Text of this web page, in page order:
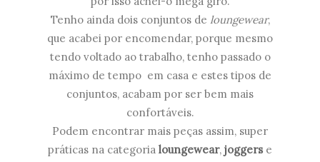
Tenho ainda dois conjuntos de loungewear,
que acabei por encomendar, porque mesmo
tendo voltado ao trabalho, tenho passado o
máximo de tempo em casa e estes tipos de
conjuntos, acabam por ser bem mais
confortáveis.
Podem encontrar mais peças assim, super
práticas na categoria loungewear, joggers e